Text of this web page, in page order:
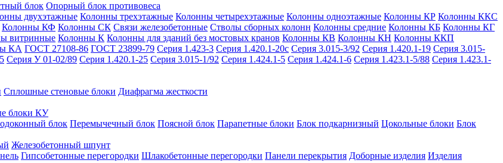
блок Опорный блок противовеса
двухэтажные Колонны трехэтажные Колонны четырехэтажные Колонны одноэтажные Колонны КР Колонны ККС
Колонны КФ Колонны СК Связи железобетонные Стволы сборных колонн Колонны средние Колонны КБ Колонны КГ
витринные Колонны К Колонны для зданий без мостовых кранов Колонны КВ Колонны КН Колонны ККП
КА ГОСТ 27108-86 ГОСТ 23899-79 Серия 1.423-3 Серия 1.420.1-20с Серия 3.015-3/92 Серия 1.420.1-19 Серия 3.015-
Серия У 01-02/89 Серия 1.420.1-25 Серия 3.015-1/92 Серия 1.424.1-5 Серия 1.424.1-6 Серия 1.423.1-5/88 Серия 1.423.1-
Сплошные стеновые блоки Диафрагма жесткости
блоки КУ
блок Перемычечный блок Поясной блок Парапетные блоки Блок подкарнизный Цокольные блоки Блок
Железобетонный шпунт
Гипсобетонные перегородки Шлакобетонные перегородки Панели перекрытия Доборные изделия Изделия